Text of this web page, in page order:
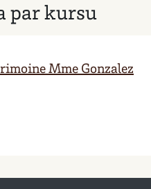
par kursu
Mme Gonzalez